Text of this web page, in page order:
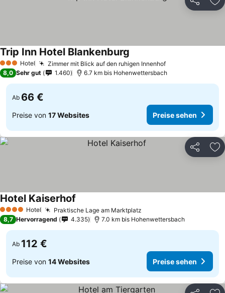
Teilen
3 SterneHotel Zimmer mit Blick auf den ruhigen InnenhofPreise sehen
Trip Inn Hotel Blankenburg
8,0 Sehr gut 1.460 6.7 km bis Hohenwettersbach
Ab 66 €
Preise von 17 Websites Preise sehen
Teilen
4 Sterne Hotel Praktische Lage am Marktplatz
Hotel Kaiserhof
8,7 Hervorragend 4.335 7.0 km bis Hohenwettersbach
Ab 112 €
Preise von 14 Websites Preise sehen